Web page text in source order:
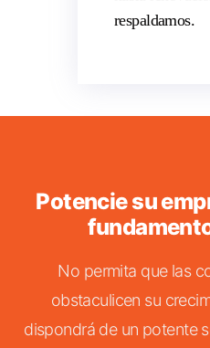
respaldamos.
Potencie su
No permita que las
obstaculicen su
dispondrá de un potente